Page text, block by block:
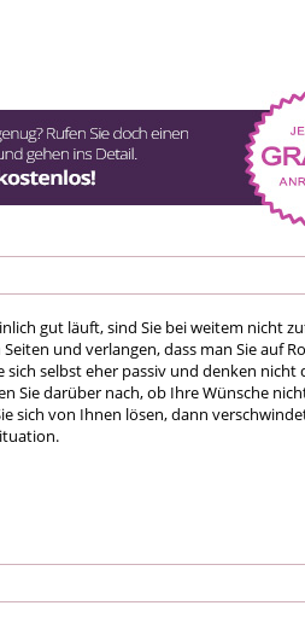
gut läuft, sind Sie bei weitem nicht
und verlangen, dass man Sie auf
sich selbst eher passiv und denken nicht
Sie darüber nach, ob Ihre Wünsche
sich von Ihnen lösen, dann